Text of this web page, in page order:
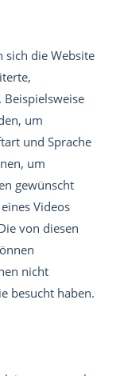
sich die Website
um
und Sprache
um
gewünscht
Videos
von diesen
nicht
besucht haben.